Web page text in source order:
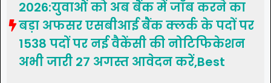
2026:युवाओं को अब बैंक में जॉब करने का
बड़ा अफसर एसबीआई बैंक क्लर्क के पदों पर
1538 पदों पर नई वैकेंसी की नोटिफिकेशन
अभी जारी 27 अगस्त आवेदन करें,Best